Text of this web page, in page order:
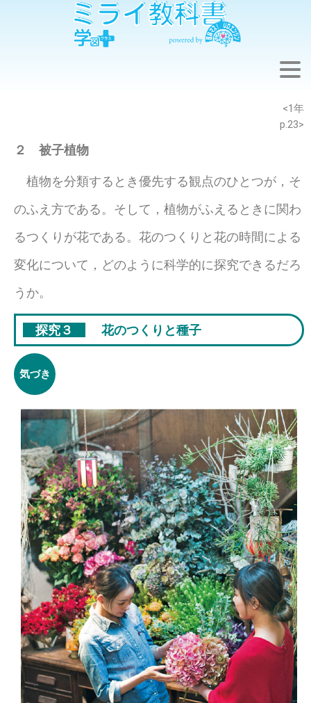
<1年
p.23>
２ 被子植物
植物を分類するとき優先する観点のひとつが，そ
のふえ方である。そして，植物がふえるときに関わ
るつくりが花である。花のつくりと花の時間による
変化について，どのように科学的に探究できるだろ
うか。
探究３ 花のつくりと種子
気づき